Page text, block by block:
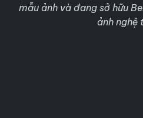
mẫu ảnh và đang sở hữu
ảnh nghệ